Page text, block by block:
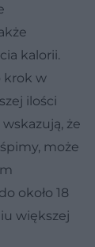
kalorii.
krok w
ilości
że
może
około 18
większej